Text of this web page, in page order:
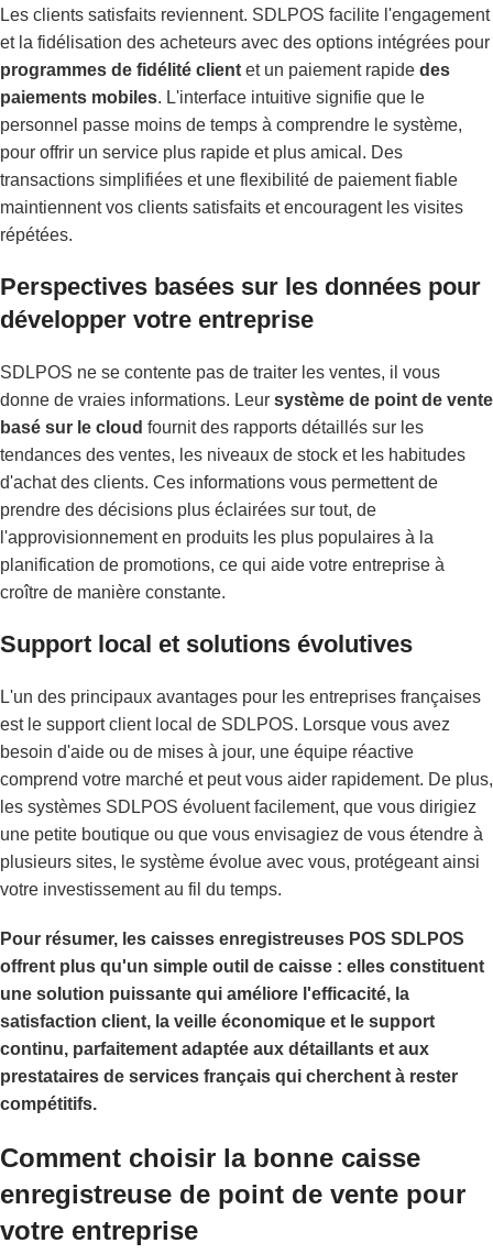
Les clients satisfaits reviennent. SDLPOS facilite l'engagement
et la fidélisation des acheteurs avec des options intégrées pour
programmes de fidélité client et un paiement rapide des
paiements mobiles. L'interface intuitive signifie que le
personnel passe moins de temps à comprendre le système,
pour offrir un service plus rapide et plus amical. Des
transactions simplifiées et une flexibilité de paiement fiable
maintiennent vos clients satisfaits et encouragent les visites
répétées.
Perspectives basées sur les données pour
développer votre entreprise
SDLPOS ne se contente pas de traiter les ventes, il vous
donne de vraies informations. Leur système de point de vente
basé sur le cloud fournit des rapports détaillés sur les
tendances des ventes, les niveaux de stock et les habitudes
d'achat des clients. Ces informations vous permettent de
prendre des décisions plus éclairées sur tout, de
l'approvisionnement en produits les plus populaires à la
planification de promotions, ce qui aide votre entreprise à
croître de manière constante.
Support local et solutions évolutives
L'un des principaux avantages pour les entreprises françaises
est le support client local de SDLPOS. Lorsque vous avez
besoin d'aide ou de mises à jour, une équipe réactive
comprend votre marché et peut vous aider rapidement. De plus,
les systèmes SDLPOS évoluent facilement, que vous dirigiez
une petite boutique ou que vous envisagiez de vous étendre à
plusieurs sites, le système évolue avec vous, protégeant ainsi
votre investissement au fil du temps.
Pour résumer, les caisses enregistreuses POS SDLPOS
offrent plus qu'un simple outil de caisse : elles constituent
une solution puissante qui améliore l'efficacité, la
satisfaction client, la veille économique et le support
continu, parfaitement adaptée aux détaillants et aux
prestataires de services français qui cherchent à rester
compétitifs.
Comment choisir la bonne caisse
enregistreuse de point de vente pour
votre entreprise